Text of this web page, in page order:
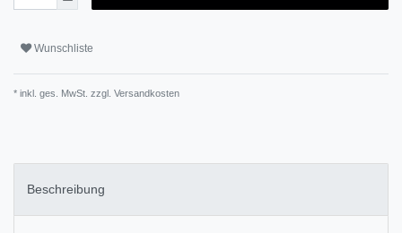
Wunschliste
* inkl. ges. MwSt. zzgl. Versandkosten
Beschreibung